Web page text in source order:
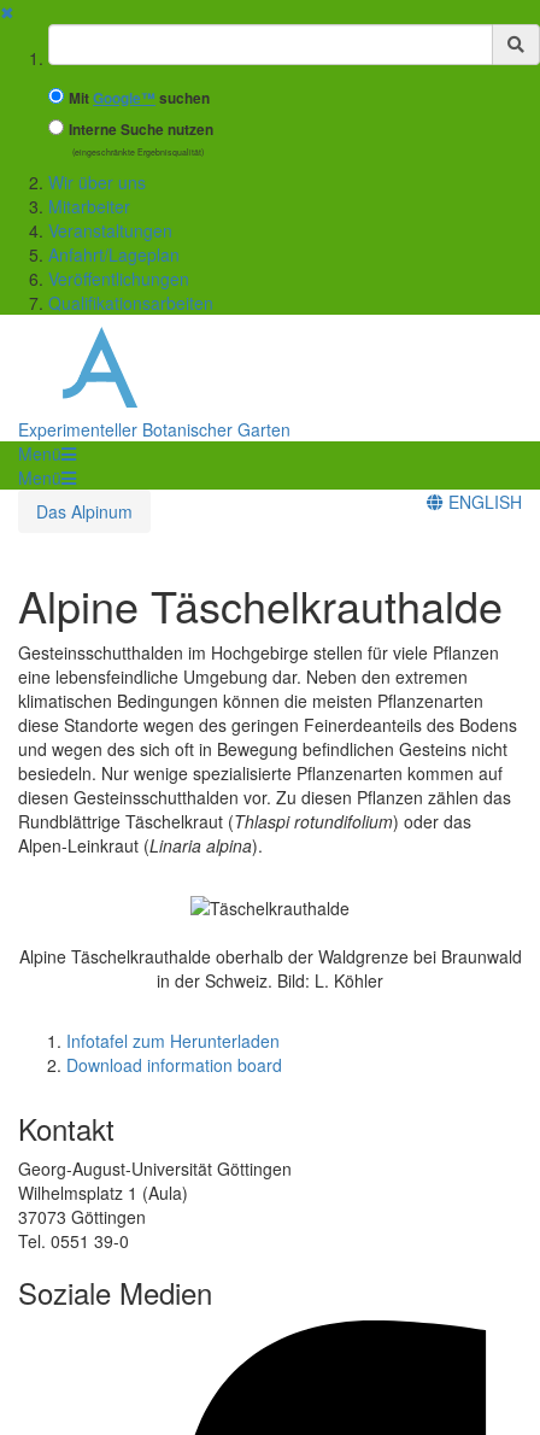
✖
Suchbegriff
MitGoogle™suchen
Interne Suche nutzen
(eingeschränkte Ergebnisqualität)
Wir über uns
Mitarbeiter
Veranstaltungen
Anfahrt/Lageplan
Veröffentlichungen
Qualifikationsarbeiten
Experimenteller Botanischer Garten
Menü
Menü
Das Alpinum
ENGLISH
Alpine Täschelkrauthalde
Gesteinsschutthalden im Hochgebirge stellen für viele Pflanzen
eine lebensfeindliche Umgebung dar. Neben den extremen
klimatischen Bedingungen können die meisten Pflanzenarten
diese Standorte wegen des geringen Feinerdeanteils des Bodens
und wegen des sich oft in Bewegung befindlichen Gesteins nicht
besiedeln. Nur wenige spezialisierte Pflanzenarten kommen auf
diesen Gesteinsschutthalden vor. Zu diesen Pflanzen zählen das
Rundblättrige Täschelkraut (Thlaspi rotundifolium) oder das
Alpen-Leinkraut (Linaria alpina).
Alpine Täschelkrauthalde oberhalb der Waldgrenze bei Braunwald
in der Schweiz. Bild: L. Köhler
Infotafel zum Herunterladen
Download information board
Kontakt
Georg-August-Universität Göttingen
Wilhelmsplatz 1 (Aula)
37073 Göttingen
Tel. 0551 39-0
Soziale Medien